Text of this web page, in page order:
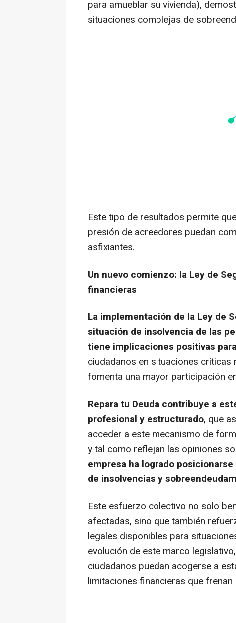
para amueblar su vivienda),
situaciones complejas de
Este tipo de resultados permite
presión de acreedores puedan
asfixiantes.
Un nuevo comienzo: la Ley de
financieras
La implementación de la Ley de
situación de insolvencia de las
tiene implicaciones positivas
ciudadanos en situaciones
fomenta una mayor participación
Repara tu Deuda contribuye a
profesional y estructurado, que
acceder a este mecanismo de
y tal como reflejan las opiniones
empresa ha logrado
de insolvencias y
Este esfuerzo colectivo no solo
afectadas, sino que también
legales disponibles para
evolución de este marco
ciudadanos puedan acogerse a
limitaciones financieras que